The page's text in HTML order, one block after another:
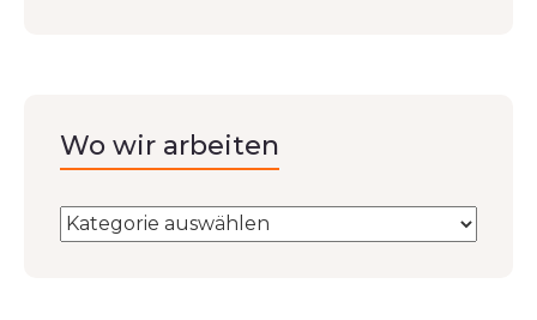
Wo wir arbeiten